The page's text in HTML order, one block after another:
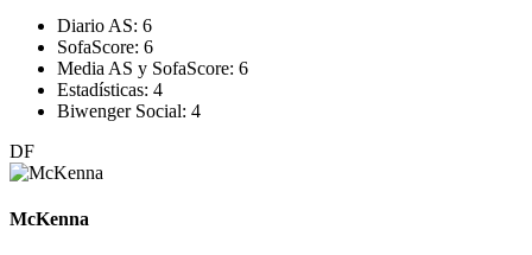
Diario AS: 6
SofaScore: 6
Media AS y SofaScore: 6
Estadísticas: 4
Biwenger Social: 4
DF
McKenna